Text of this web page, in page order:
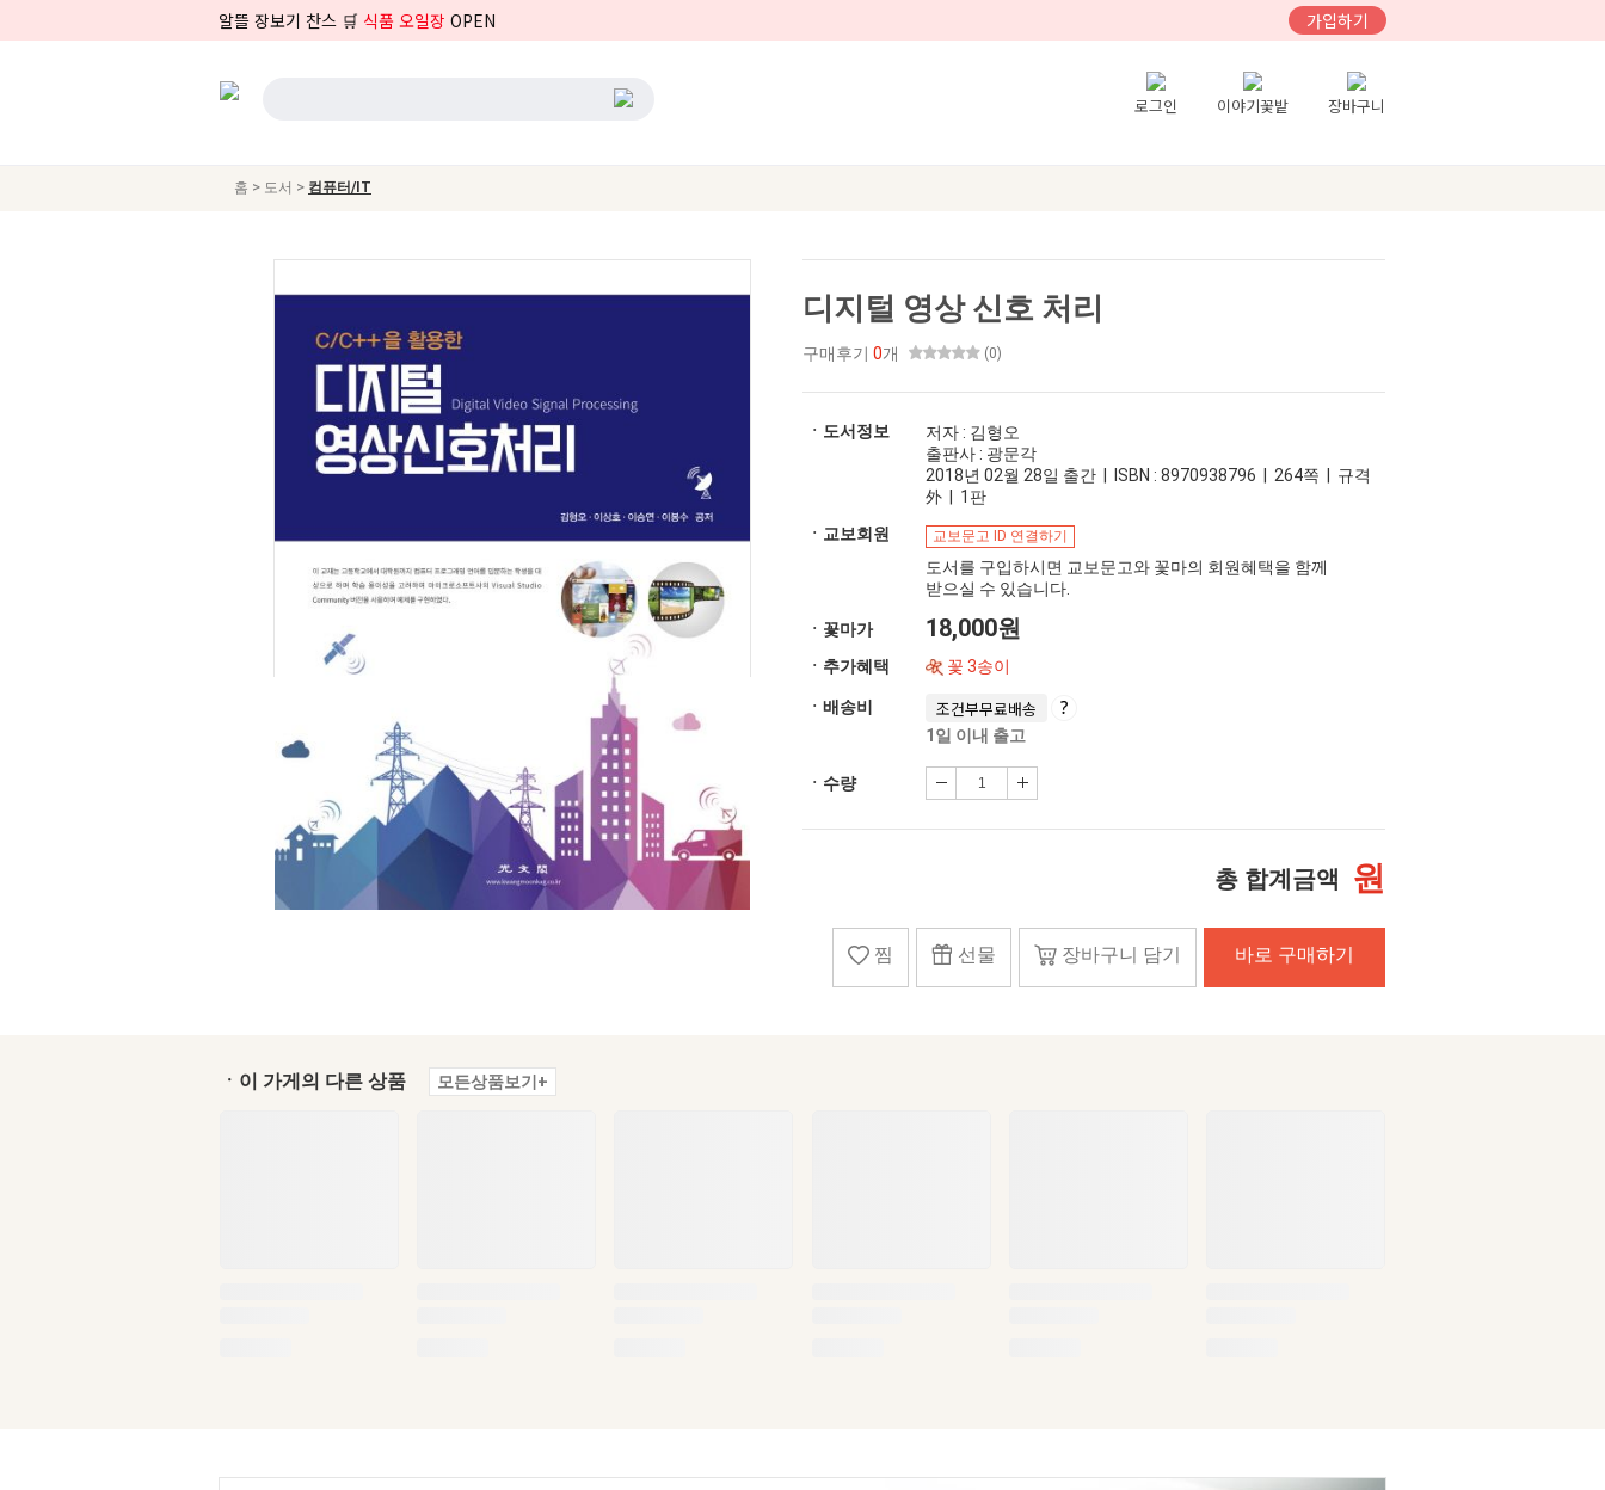
알뜰 장보기 찬스 🛒 식품 오일장 OPEN 가입하기
로그인 이야기꽃밭 장바구니
홈 > 도서 > 컴퓨터/IT
디지털 영상 신호 처리
구매후기 0개 (0)
ㆍ도서정보
저자 : 김형오
출판사 : 광문각
2018년 02월 28일 출간 | ISBN : 8970938796 | 264쪽 | 규격
外 | 1판
ㆍ교보회원
교보문고 ID 연결하기
도서를 구입하시면 교보문고와 꽃마의 회원혜택을 함께
받으실 수 있습니다.
ㆍ꽃마가 18,000원
ㆍ추가혜택 꽃 3송이
ㆍ배송비 조건부무료배송
1일 이내 출고
ㆍ수량
총 합계금액 원
찜 선물 장바구니 담기 바로 구매하기
ㆍ이 가게의 다른 상품 모든상품보기+